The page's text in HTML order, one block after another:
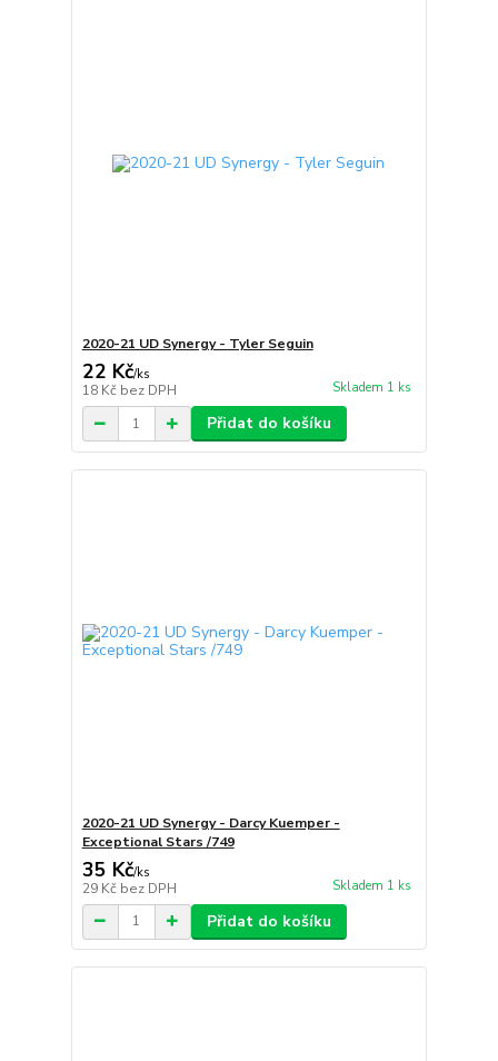
2020-21 UD Synergy - Tyler Seguin
22 Kč/ks
18 Kč bez DPH Skladem 1 ks
Přidat do košíku
2020-21 UD Synergy - Darcy Kuemper -
Exceptional Stars /749
35 Kč/ks
29 Kč bez DPH Skladem 1 ks
Přidat do košíku